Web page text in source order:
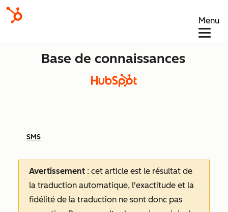
Menu
Base de connaissances
SMS
Avertissement : cet article est le résultat de
la traduction automatique, l'exactitude et la
fidélité de la traduction ne sont donc pas